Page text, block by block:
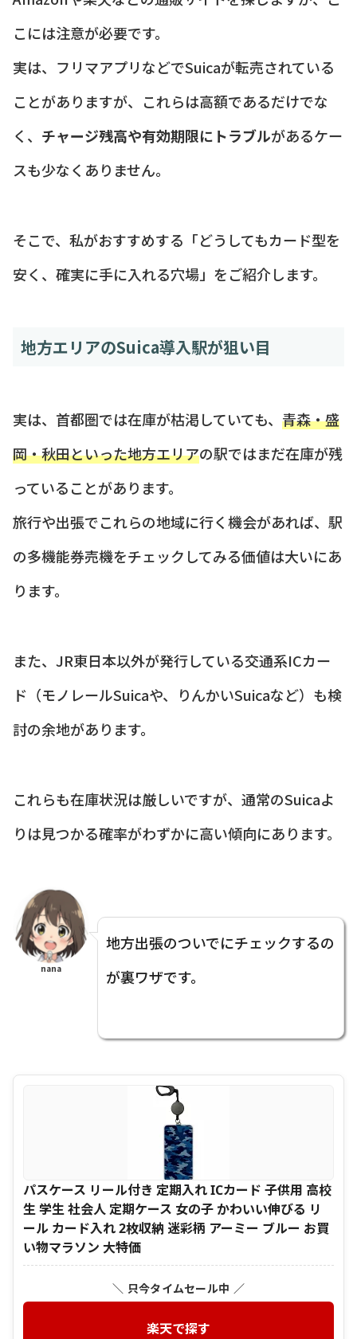
こには注意が必要です。
実は、フリマアプリなどでSuicaが転売されている
ことがありますが、これらは高額であるだけでな
く、 チャージ残高や有効期限にトラブルがあるケー
スも少なくありません。
そこで、私がおすすめする「どうしてもカード型を
安く、確実に手に入れる穴場」をご紹介します。
地方エリアのSuica導入駅が狙い目
実は、首都圏では在庫が枯渇していても、 青森・盛
岡・秋田といった地方エリアの駅ではまだ在庫が残
っていることがあります。
旅行や出張でこれらの地域に行く機会があれば、駅
の多機能券売機をチェックしてみる価値は大いにあ
ります。
また、JR東日本以外が発行している交通系ICカー
ド（モノレールSuicaや、りんかいSuicaなど）も検
討の余地があります。
これらも在庫状況は厳しいですが、通常のSuicaよ
りは見つかる確率がわずかに高い傾向にあります。
nana
地方出張のついでにチェックするの
が裏ワザです。
パスケース リール付き 定期入れ ICカード 子供用 高校
生 学生 社会人 定期ケース 女の子 かわいい伸びる リ
ール カード入れ 2枚収納 迷彩柄 アーミー ブルー お買
い物マラソン 大特価
＼ 只今タイムセール中 ／
楽天で探す